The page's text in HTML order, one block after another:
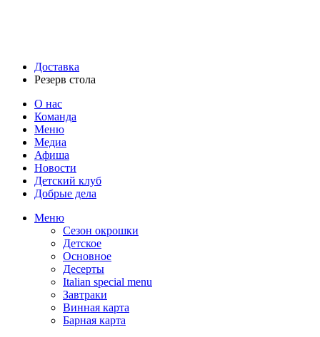
Доставка
Резерв стола
О нас
Команда
Меню
Медиа
Афиша
Новости
Детский клуб
Добрые дела
Меню
Сезон окрошки
Детское
Основное
Десерты
Italian special menu
Завтраки
Винная карта
Барная карта